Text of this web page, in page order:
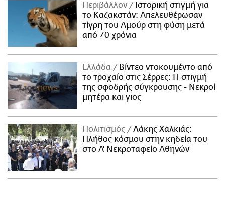
Περιβάλλον
Ιστορική στιγμή για
το Καζακστάν: Απελευθέρωσαν
τίγρη του Αμούρ στη φύση μετά
από 70 χρόνια
Ελλάδα
Βίντεο ντοκουμέντο από
το τροχαίο στις Σέρρες: Η στιγμή
της σφοδρής σύγκρουσης - Νεκροί
μητέρα και γιος
Πολιτισμός
Λάκης Χαλκιάς:
Πλήθος κόσμου στην κηδεία του
στο Α' Νεκροταφείο Αθηνών